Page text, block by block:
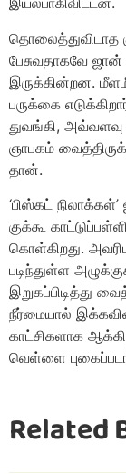
தொலைத்துவிடாத
பேசுவதாகவே
இருக்கின்றன.
பருக்கை
துவங்கி,
ஞாபகம்
தான்.
‘பிஸ்கட்
குக்கூ
கொள்கிறது.
படிந்துள்ள
இறுகப்பிடித்து
நீர்மையால்
காட்சிகளாக
வெள்ளை
Related